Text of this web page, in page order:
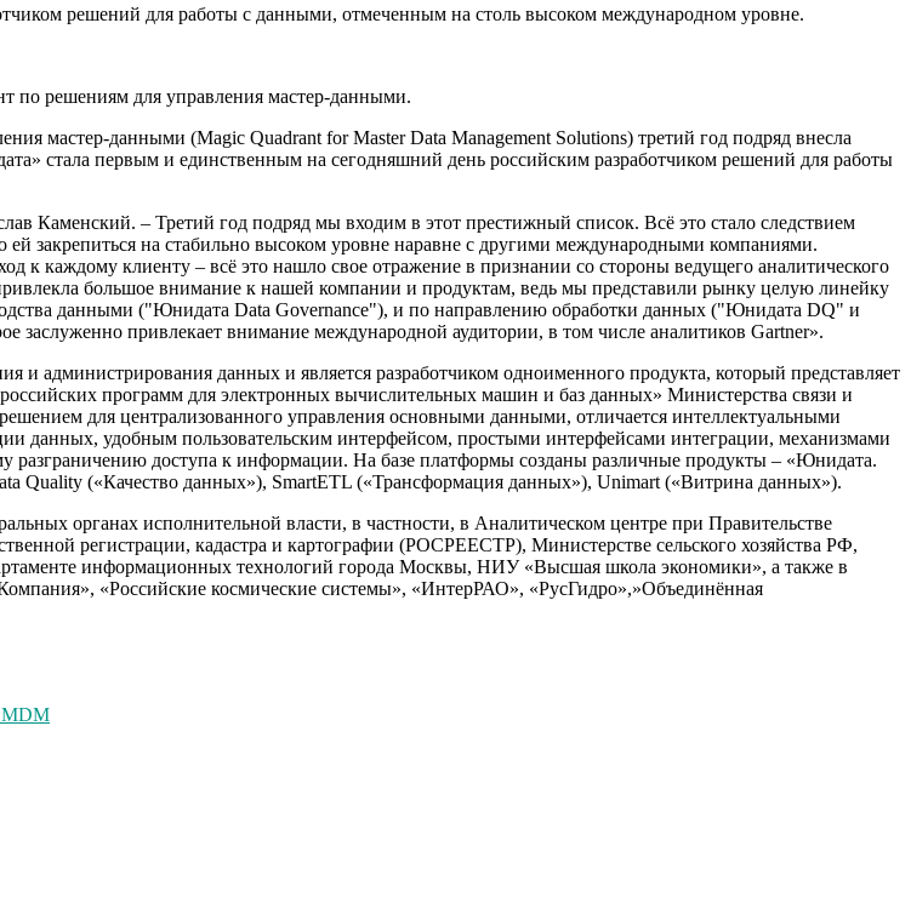
решений для работы с данными, отмеченным на столь высоком международном уровне.
по решениям для управления мастер-данными.
мастер-данными (Magic Quadrant for Master Data Management Solutions) третий год подряд внесла
стала первым и единственным на сегодняшний день российским разработчиком решений для работы
Каменский. – Третий год подряд мы входим в этот престижный список. Всё это стало следствием
закрепиться на стабильно высоком уровне наравне с другими международными компаниями.
к каждому клиенту – всё это нашло свое отражение в признании со стороны ведущего аналитического
большое внимание к нашей компании и продуктам, ведь мы представили рынку целую линейку
данными ("Юнидата Dаta Governance"), и по направлению обработки данных ("Юнидата DQ" и
привлекает внимание международной аудитории, в том числе аналитиков Gartner».
и администрирования данных и является разработчиком одноименного продукта, который представляет
программ для электронных вычислительных машин и баз данных» Министерства связи и
для централизованного управления основными данными, отличается интеллектуальными
данных, удобным пользовательским интерфейсом, простыми интерфейсами интеграции, механизмами
разграничению доступа к информации. На базе платформы созданы различные продукты – «Юнидата.
Quality («Качество данных»), SmartETL («Трансформация данных»), Unimart («Витрина данных»).
органах исполнительной власти, в частности, в Аналитическом центре при Правительстве
регистрации, кадастра и картографии (РОСРЕЕСТР), Министерстве сельского хозяйства РФ,
информационных технологий города Москвы, НИУ «Высшая школа экономики», а также в
«Российские космические системы», «ИнтерРАО», «РусГидро»,»Объединённая
MDM